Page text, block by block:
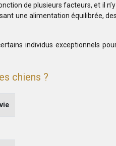
de plusieurs facteurs, et il
une alimentation équilibrée,
individus exceptionnels
chiens ?